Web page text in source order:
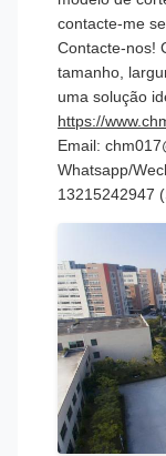
contacte-me
Contacte-nos!
tamanho,
uma solução
https://
Email:
Whatsapp/
13215242947